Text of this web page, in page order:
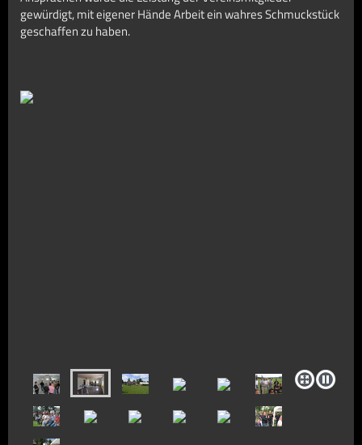
gewürdigt, mit eigener Hände Arbeit ein wahres Schmuckstück
geschaffen zu haben.